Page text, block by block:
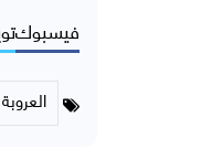
فيسبوك
العروبة